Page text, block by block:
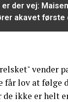
der vej:
akavet første
vender
får lov at følge
ikke er helt